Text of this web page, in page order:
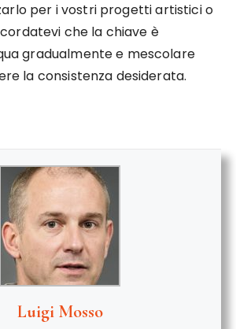
per i vostri progetti artistici o
che la chiave è
gradualmente e mescolare
la consistenza desiderata.
Luigi Mosso